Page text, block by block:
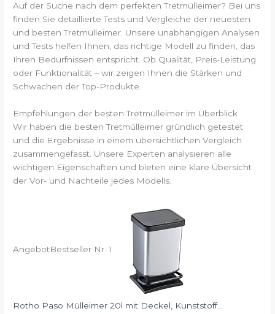
Auf der Suche nach dem perfekten Tretmülleimer? Bei uns
finden Sie detaillierte Tests und Vergleiche der neuesten
und besten Tretmülleimer. Unsere unabhängigen Analysen
und Tests helfen Ihnen, das richtige Modell zu finden, das
Ihren Bedürfnissen entspricht. Ob Qualität, Preis-Leistung
oder Funktionalität – wir zeigen Ihnen die Stärken und
Schwächen der Top-Produkte.
Empfehlungen der besten Tretmülleimer im Überblick
Wir haben die besten Tretmülleimer gründlich getestet
und die Ergebnisse in einem übersichtlichen Vergleich
zusammengefasst. Unsere Experten analysieren alle
wichtigen Eigenschaften und bieten eine klare Übersicht
der Vor- und Nachteile jedes Modells.
AngebotBestseller Nr. 1
Rotho Paso Mülleimer 20l mit Deckel, Kunststoff...